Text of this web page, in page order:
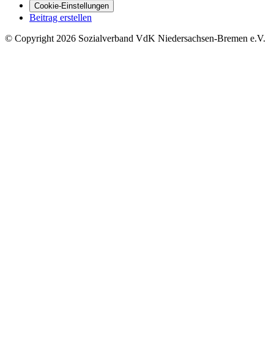
Cookie-Einstellungen
Beitrag erstellen
© Copyright 2026 Sozialverband VdK Niedersachsen-Bremen e.V.